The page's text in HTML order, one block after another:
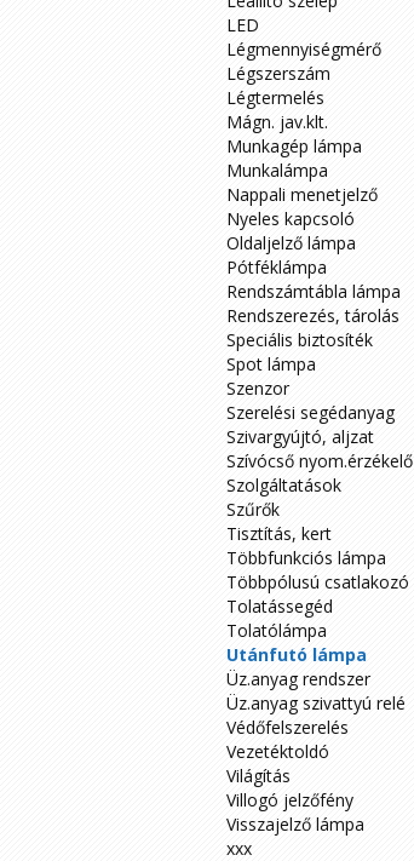
LED
Légmennyiségmérő
Légszerszám
Légtermelés
Mágn. jav.klt.
Munkagép lámpa
Munkalámpa
Nappali menetjelző
Nyeles kapcsoló
Oldaljelző lámpa
Pótféklámpa
Rendszámtábla lámpa
Rendszerezés, tárolás
Speciális biztosíték
Spot lámpa
Szenzor
Szerelési segédanyag
Szivargyújtó, aljzat
Szívócső nyom.érzékelő
Szolgáltatások
Szűrők
Tisztítás, kert
Többfunkciós lámpa
Többpólusú csatlakozó
Tolatássegéd
Tolatólámpa
Utánfutó lámpa
Üz.anyag rendszer
Üz.anyag szivattyú relé
Védőfelszerelés
Vezetéktoldó
Világítás
Villogó jelzőfény
Visszajelző lámpa
xxx